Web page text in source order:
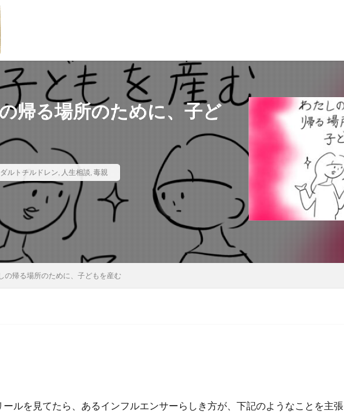
帰る場所のために、子ど
ルトチルドレン, 人生相談, 毒親
の帰る場所のために、子どもを産む
ールを見てたら、あるインフルエンサーらしき方が、下記のようなことを主張